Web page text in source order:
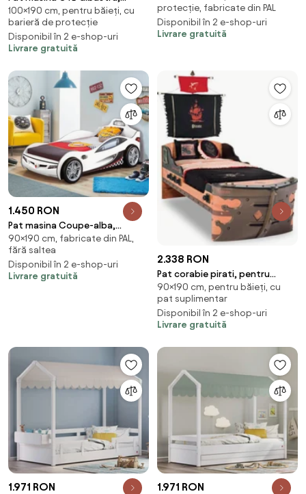
colectia Champion Racer
100x190 cm
100×190 cm, pentru băieți, cu
barieră de protecție
Disponibil în 2 e-shop-uri
Livrare gratuită
Design Premium
protecție, fabricate din PAL
Disponibil în 2 e-shop-uri
Livrare gratuită
1.450 RON
Pat masina Coupe-alba,
colectia Champion Racer
90x190 Cm
90×190 cm, fabricate din PAL,
fără saltea
Disponibil în 2 e-shop-uri
Livrare gratuită
2.338 RON
Pat corabie pirati, pentru
camera copii Colectia Pirate
90x190 cm
90×190 cm, pentru băieți, cu
pat suplimentar
Disponibil în 2 e-shop-uri
Livrare gratuită
1.971 RON 1.971 RON